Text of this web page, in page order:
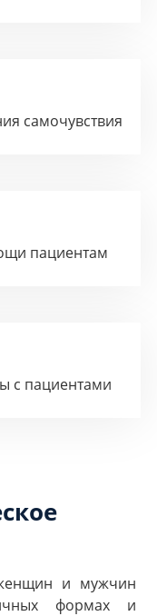
самочувствия
пациентам
с пациентами
женщин и мужчин
формах и